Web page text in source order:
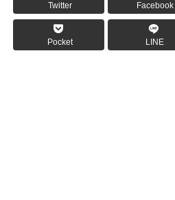
Twitter Facebook
Pocket LINE